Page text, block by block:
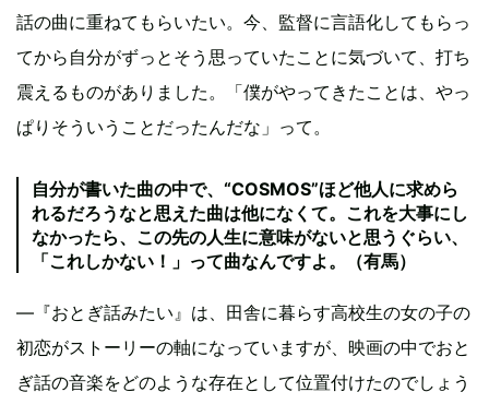
話の曲に重ねてもらいたい。今、監督に言語化してもらっ
てから自分がずっとそう思っていたことに気づいて、打ち
震えるものがありました。「僕がやってきたことは、やっ
ぱりそういうことだったんだな」って。
自分が書いた曲の中で、“COSMOS”ほど他人に求めら
れるだろうなと思えた曲は他になくて。これを大事にし
なかったら、この先の人生に意味がないと思うぐらい、
「これしかない！」って曲なんですよ。（有馬）
―『おとぎ話みたい』は、田舎に暮らす高校生の女の子の
初恋がストーリーの軸になっていますが、映画の中でおと
ぎ話の音楽をどのような存在として位置付けたのでしょう